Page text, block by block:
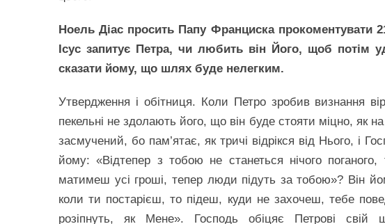
Ноель Діас просить Папу Франциска прокоментувати
Ісус запитує Петра, чи любить він Його, щоб потім
сказати йому, що шлях буде нелегким.
Утвердження і обітниця. Коли Петро зробив визнання
пекельні не здолають його, що він буде стояти міцно, як
засмучений, бо пам’ятає, як тричі відрікся від Нього, і
йому: «Відтепер з тобою не станеться нічого
матимеш усі гроші, тепер люди підуть за тобою»? Він
коли ти постарієш, то підеш, куди не захочеш, тебе
розіпнуть, як Мене». Господь обіцяє Петрові